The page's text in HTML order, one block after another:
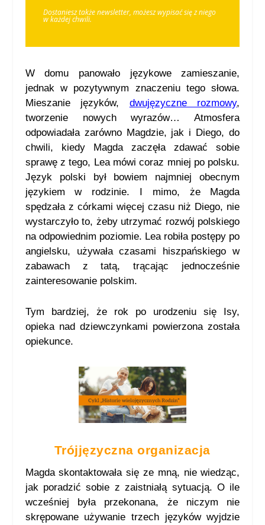
Dostaniesz także newsletter, możesz wypisać się z niego
w każdej chwili.
W domu panowało językowe zamieszanie,
jednak w pozytywnym znaczeniu tego słowa.
Mieszanie języków, dwujęzyczne rozmowy,
tworzenie nowych wyrazów… Atmosfera
odpowiadała zarówno Magdzie, jak i Diego, do
chwili, kiedy Magda zaczęła zdawać sobie
sprawę z tego, Lea mówi coraz mniej po polsku.
Język polski był bowiem najmniej obecnym
językiem w rodzinie. I mimo, że Magda
spędzała z córkami więcej czasu niż Diego, nie
wystarczyło to, żeby utrzymać rozwój polskiego
na odpowiednim poziomie. Lea robiła postępy po
angielsku, używała czasami hiszpańskiego w
zabawach z tatą, trącając jednocześnie
zainteresowanie polskim.
Tym bardziej, że rok po urodzeniu się Isy,
opieka nad dziewczynkami powierzona została
opiekunce.
Trójjęzyczna organizacja
Magda skontaktowała się ze mną, nie wiedząc,
jak poradzić sobie z zaistniałą sytuacją. O ile
wcześniej była przekonana, że niczym nie
skrępowane używanie trzech języków wyjdzie